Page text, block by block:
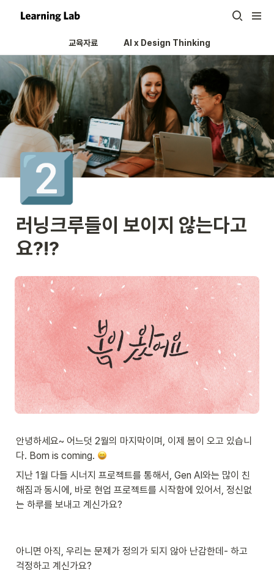
교육자료 AI x Design Thinking
2️⃣
러닝크루들이 보이지 않는다고
요?!?
안녕하세요~ 어느덧 2월의 마지막이며, 이제 봄이 오고 있습니
다. Bom is coming.
지난 1월 다들 시너지 프로젝트를 통해서, Gen AI와는 많이 친
해짐과 동시에, 바로 현업 프로젝트를 시작함에 있어서, 정신없
는 하루를 보내고 계신가요?
아니면 아직, 우리는 문제가 정의가 되지 않아 난감한데- 하고
걱정하고 계신가요?